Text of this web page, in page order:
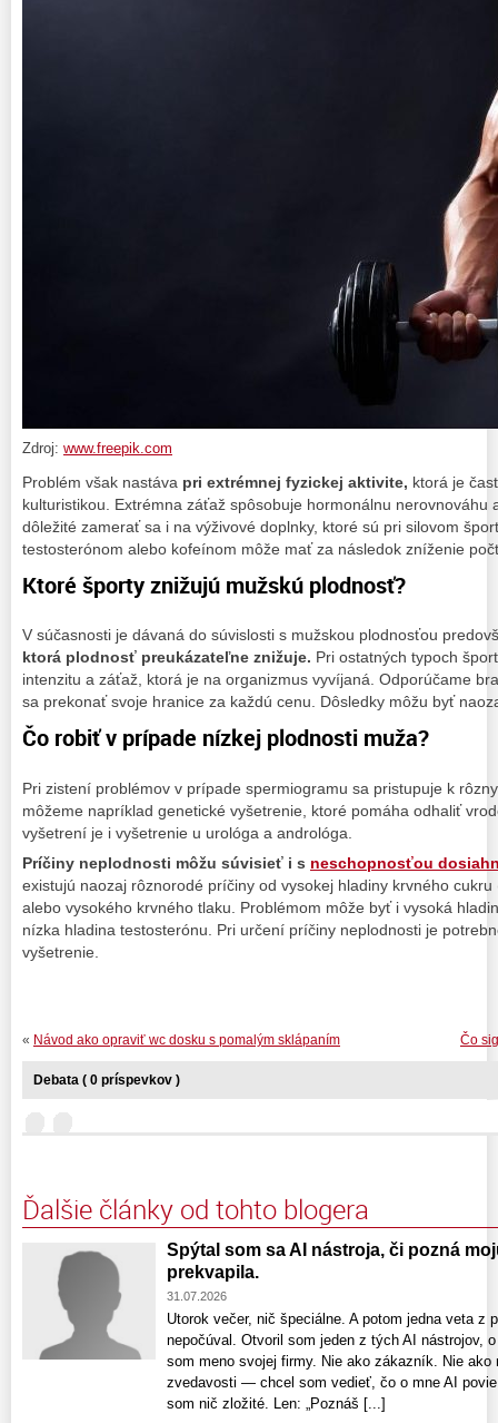
Zdroj: www.freepik.com
Problém však nastáva pri extrémnej fyzickej aktivite, ktorá je
kulturistikou. Extrémna záťaž spôsobuje hormonálnu nerovnováhu
dôležité zamerať sa i na výživové doplnky, ktoré sú pri silovom
testosterónom alebo kofeínom môže mať za následok zníženie
Ktoré športy znižujú mužskú plodnosť?
V súčasnosti je dávaná do súvislosti s mužskou plodnosťou
ktorá plodnosť preukázateľne znižuje. Pri ostatných typoch
intenzitu a záťaž, ktorá je na organizmus vyvíjaná. Odporúčame
sa prekonať svoje hranice za každú cenu. Dôsledky môžu byť
Čo robiť v prípade nízkej plodnosti muža?
Pri zistení problémov v prípade spermiogramu sa pristupuje k
môžeme napríklad genetické vyšetrenie, ktoré pomáha odhaliť
vyšetrení je i vyšetrenie u urológa a andrológa.
Príčiny neplodnosti môžu súvisieť i s neschopnosťou
existujú naozaj rôznorodé príčiny od vysokej hladiny krvného
alebo vysokého krvného tlaku. Problémom môže byť i vysoká
nízka hladina testosterónu. Pri určení príčiny neplodnosti je
vyšetrenie.
Čo
« Návod ako opraviť wc dosku s pomalým sklápaním
Debata ( 0 príspevkov )
Ďalšie články od tohto blogera
Spýtal som sa AI nástroja, či pozná
prekvapila.
31.07.2026
Utorok večer, nič špeciálne. A potom jedna veta z
nepočúval. Otvoril som jeden z tých AI nástrojov,
som meno svojej firmy. Nie ako zákazník. Nie
zvedavosti — chcel som vedieť, čo o mne AI
som nič zložité. Len: „Poznáš [...]